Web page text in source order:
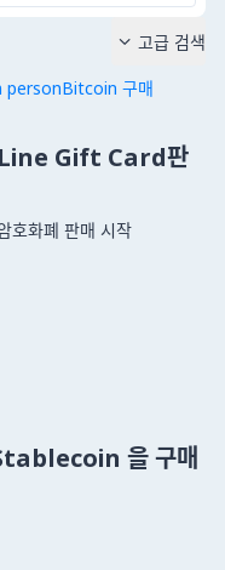
personBitcoin 구매
 고급 검색
Gift Card판
호화폐 판매 시작
을 구매